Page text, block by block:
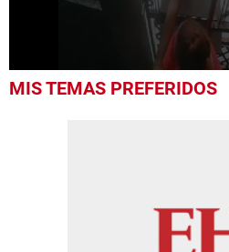
seconds
MIS TEMAS PREFERIDOS